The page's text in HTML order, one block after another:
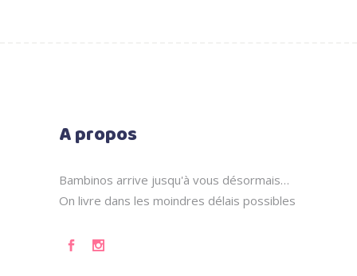
A propos
Bambinos arrive jusqu'à vous désormais…
On livre dans les moindres délais possibles